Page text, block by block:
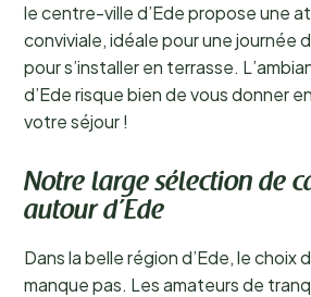
le centre-ville d’Ede propose une
conviviale, idéale pour une journée
pour s’installer en terrasse.
d’Ede risque bien de vous donner
votre séjour !
Notre large sélection de
autour d’Ede
Dans la belle région d’Ede, le choix
manque pas. Les amateurs de